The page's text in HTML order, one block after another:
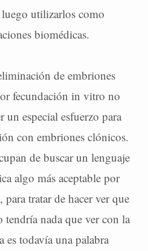
utilizarlos como
biomédicas.
de embriones
fecundación in vitro no
un especial esfuerzo para
con embriones clónicos.
de buscar un lenguaje
algo más aceptable por
tratar de hacer ver que
tendría nada que ver con la
es todavía una palabra